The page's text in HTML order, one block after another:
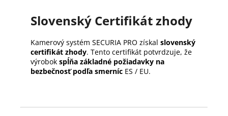
Slovenský Certifikát zhody
Kamerový systém SECURIA PRO získal slovenský
certifikát zhody. Tento certifikát potvrdzuje, že
výrobok spĺňa základné požiadavky na
bezbečnosť podľa smerníc ES / EU.